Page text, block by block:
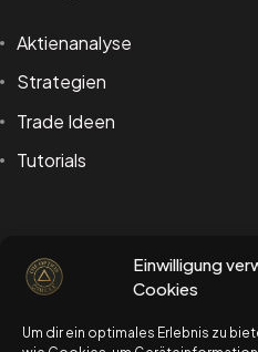
Einwilligung
Cookies
Um dir ein optimales Erlebnis zu
Aktienanalyse
Strategien
Trade Ideen
Tutorials
schau dir gerne auch